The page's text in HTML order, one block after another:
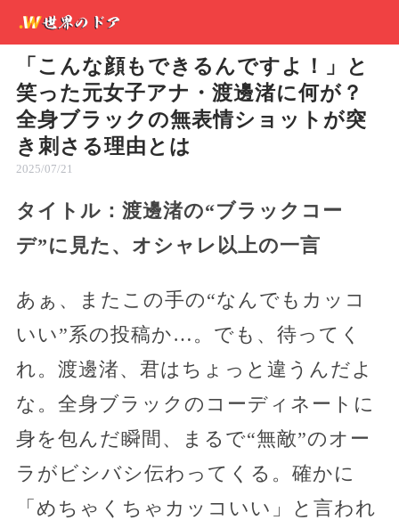
「こんな顔もできるんですよ！」と
笑った元女子アナ・渡邊渚に何が？
全身ブラックの無表情ショットが突
き刺さる理由とは
2025/07/21
タイトル：渡邊渚の“ブラックコー
デ”に見た、オシャレ以上の一言
あぁ、またこの手の“なんでもカッコ
いい”系の投稿か…。でも、待ってく
れ。渡邊渚、君はちょっと違うんだよ
な。全身ブラックのコーディネートに
身を包んだ瞬間、まるで“無敵”のオー
ラがビシバシ伝わってくる。確かに
「めちゃくちゃカッコいい」と言われ